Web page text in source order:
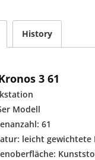
History
3 61
Modell
61
leicht gewichtete